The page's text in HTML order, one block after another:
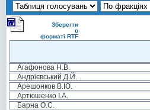
Зберегти
в
форматі RTF
Агафонова Н.В.
Андрієвський Д.Й.
Арешонков В.Ю.
Артюшенко І.А.
Барна О.С.